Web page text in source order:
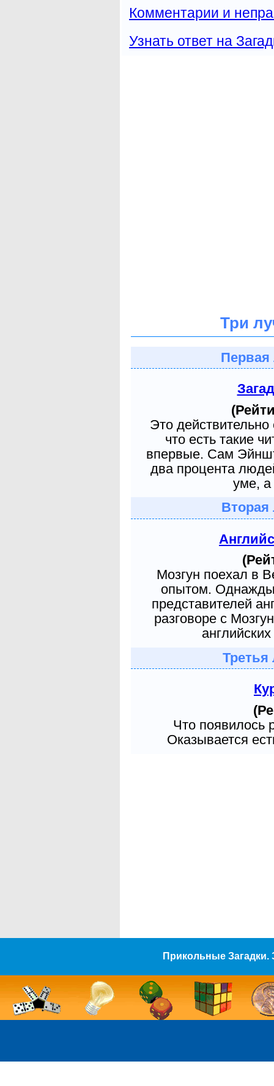
Комментарии и
Узнать ответ на
Три
Первая
Это
что есть такие
впервые. Сам
два процента
уме, а
Вторая
Мозгун поехал в
опытом. Однажды
представителей
разговоре с
Третья
Что появилось
Оказывается
Прикольные Загадки.